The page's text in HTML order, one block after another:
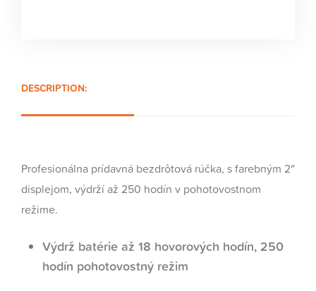
DESCRIPTION:
Profesionálna prídavná bezdrôtová rúčka, s farebným 2″
displejom, výdrží až 250 hodín v pohotovostnom
režime.
Výdrž batérie až 18 hovorových hodín, 250
hodín pohotovostný režim